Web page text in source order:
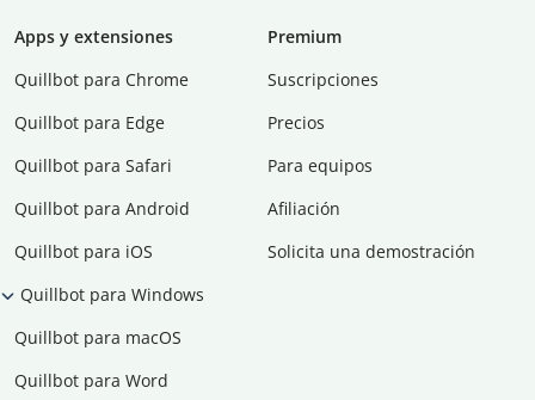
Apps y extensiones
Quillbot para Chrome
Quillbot para Edge
Quillbot para Safari
Quillbot para Android
Quillbot para iOS
Quillbot para Windows
Quillbot para macOS
Quillbot para Word
Premium
Suscripciones
Precios
Para equipos
Afiliación
Solicita una demostración